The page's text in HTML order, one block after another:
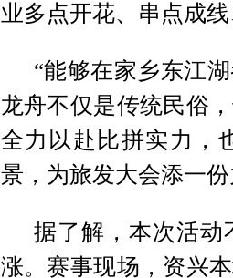
业多点开花、串点成
“能够在家乡东江
龙舟不仅是传统民俗
全力以赴比拼实力，
景，为旅发大会添一
据了解，本次活动
涨。赛事现场，资兴